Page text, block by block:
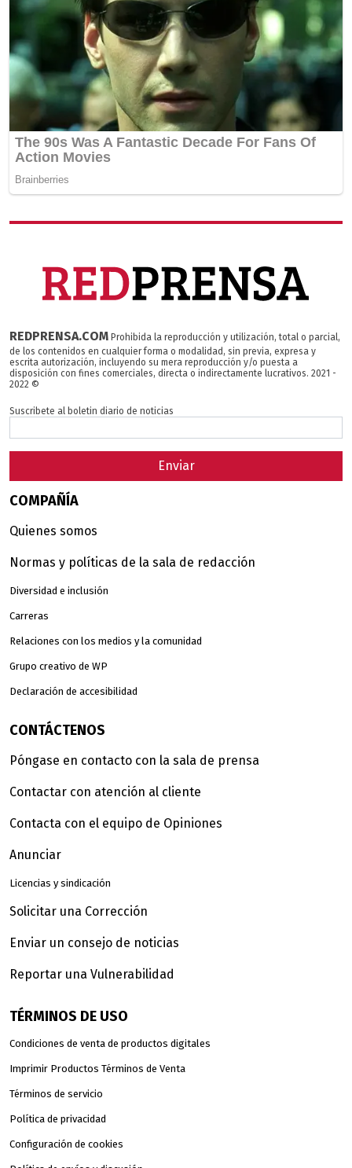
REDPRENSA.COM Prohibida la reproducción y utilización, total o parcial,
de los contenidos en cualquier forma o modalidad, sin previa, expresa y
escrita autorización, incluyendo su mera reproducción y/o puesta a
disposición con fines comerciales, directa o indirectamente lucrativos. 2021 -
2022 ©
Suscribete al boletin diario de noticias
Enviar
COMPAÑÍA
Quienes somos
Normas y políticas de la sala de redacción
Diversidad e inclusión
Carreras
Relaciones con los medios y la comunidad
Grupo creativo de WP
Declaración de accesibilidad
CONTÁCTENOS
Póngase en contacto con la sala de prensa
Contactar con atención al cliente
Contacta con el equipo de Opiniones
Anunciar
Licencias y sindicación
Solicitar una Corrección
Enviar un consejo de noticias
Reportar una Vulnerabilidad
TÉRMINOS DE USO
Condiciones de venta de productos digitales
Imprimir Productos Términos de Venta
Términos de servicio
Política de privacidad
Configuración de cookies